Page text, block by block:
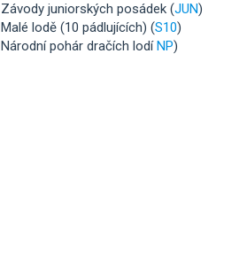
Závody juniorských posádek (JUN)
Malé lodě (10 pádlujících) (S10)
Národní pohár dračích lodíNP)